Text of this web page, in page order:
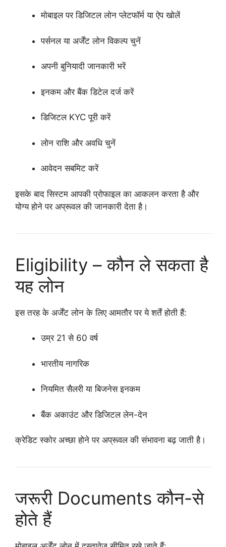
मोबाइल पर डिजिटल लोन प्लेटफॉर्म या ऐप खोलें
पर्सनल या अर्जेंट लोन विकल्प चुनें
अपनी बुनियादी जानकारी भरें
इनकम और बैंक डिटेल दर्ज करें
डिजिटल KYC पूरी करें
लोन राशि और अवधि चुनें
आवेदन सबमिट करें
इसके बाद सिस्टम आपकी प्रोफाइल का आकलन करता है और
योग्य होने पर अप्रूवल की जानकारी देता है।
Eligibility – कौन ले सकता है
यह लोन
इस तरह के अर्जेंट लोन के लिए आमतौर पर ये शर्तें होती हैं:
उम्र 21 से 60 वर्ष
भारतीय नागरिक
नियमित सैलरी या बिजनेस इनकम
बैंक अकाउंट और डिजिटल लेन-देन
क्रेडिट स्कोर अच्छा होने पर अप्रूवल की संभावना बढ़ जाती है।
जरूरी Documents कौन-से
होते हैं